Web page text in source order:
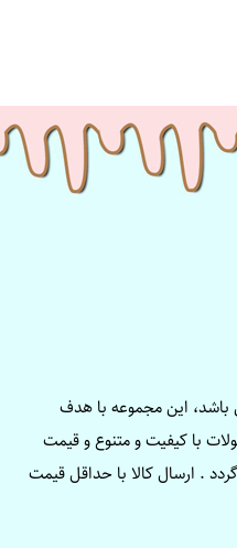
باشد، این مجموعه با هدف
با کیفیت و متنوع و قیمت
. ارسال کالا با حداقل قیمت